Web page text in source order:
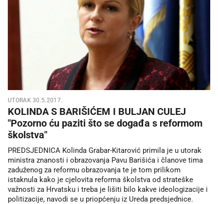
UTORAK 30.5.2017.
KOLINDA S BARIŠIĆEM I BULJAN CULEJ
"Pozorno ću paziti što se događa s reformom
školstva"
PREDSJEDNICA Kolinda Grabar-Kitarović primila je u utorak
ministra znanosti i obrazovanja Pavu Barišića i članove tima
zaduženog za reformu obrazovanja te je tom prilikom
istaknula kako je cjelovita reforma školstva od strateške
važnosti za Hrvatsku i treba je lišiti bilo kakve ideologizacije i
politizacije, navodi se u priopćenju iz Ureda predsjednice.